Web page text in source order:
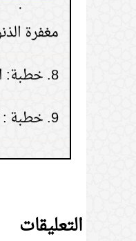
8. خطبة:
9. خطبة
10. تقوى
التعليقات